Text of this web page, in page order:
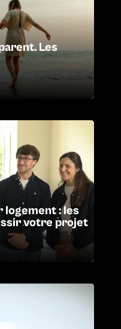
Les
: les
votre projet